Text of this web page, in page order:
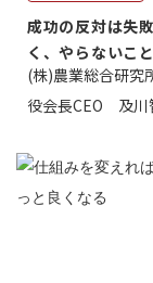
成功の反対は失
く、やらないこと
(株)農業総合研究
役会長CEO 及川